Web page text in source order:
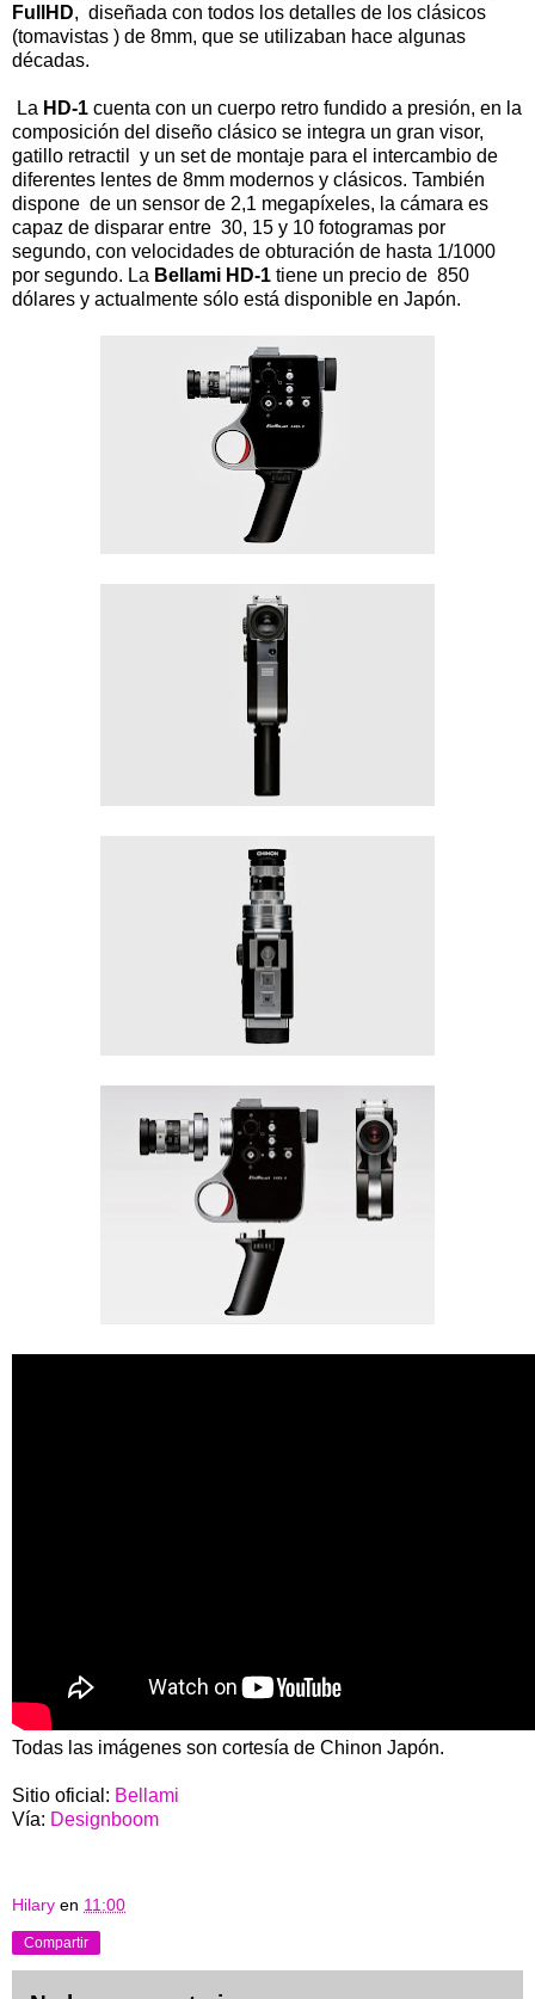
FullHD, diseñada con todos los detalles de los clásicos
(tomavistas ) de 8mm, que se utilizaban hace algunas
décadas.
La HD-1 cuenta con un cuerpo retro fundido a presión, en la
composición del diseño clásico se integra un gran visor,
gatillo retractil y un set de montaje para el intercambio de
diferentes lentes de 8mm modernos y clásicos. También
dispone de un sensor de 2,1 megapíxeles, la cámara es
capaz de disparar entre 30, 15 y 10 fotogramas por
segundo, con velocidades de obturación de hasta 1/1000
por segundo. La Bellami HD-1 tiene un precio de 850
dólares y actualmente sólo está disponible en Japón.
Todas las imágenes son cortesía de Chinon Japón.
Sitio oficial: Bellami
Vía: Designboom
Hilary en 11:00
Compartir